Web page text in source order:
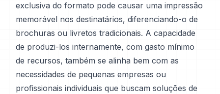
exclusiva do formato pode causar uma impressão
memorável nos destinatários, diferenciando-o de
brochuras ou livretos tradicionais. A capacidade
de produzi-los internamente, com gasto mínimo
de recursos, também se alinha bem com as
necessidades de pequenas empresas ou
profissionais individuais que buscam soluções de